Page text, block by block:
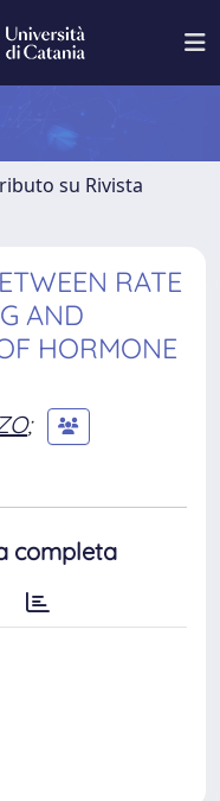
su Rivista
RATE
AND
HORMONE
;
completa